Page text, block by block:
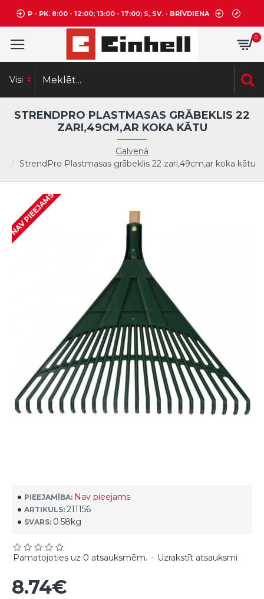
P - PK. 8:00 - 12:00; 13:00 - 17:00; S, SV. - BRĪVDIENA
0
Visi
Galvenā
StrendPro Plastmasas grābeklis 22 zari,49cm,ar koka kātu
STRENDPRO PLASTMASAS GRĀBEKLIS 22
ZARI,49CM,AR KOKA KĀTU
NAV PIEEJAMS
PIEEJAMĪBA: Nav pieejams
ARTIKULS: 211156
SVARS: 0.58kg
Pamatojoties uz 0 atsauksmēm. - Uzrakstīt atsauksmi
8.74€